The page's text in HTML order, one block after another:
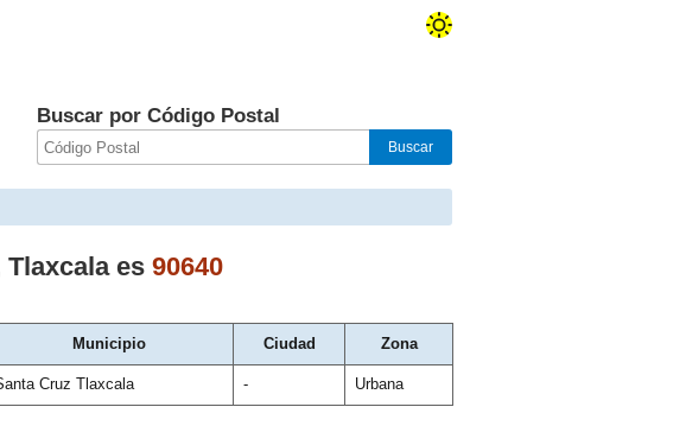
Buscar por Código Postal
Tlaxcalaes 90640
Municipio Ciudad Zona
Cruz Tlaxcala - Urbana